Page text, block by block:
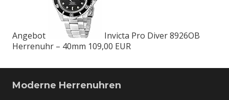
Angebot
Invicta Pro Diver 8926OB
Herrenuhr – 40mm 109,00 EUR
Moderne Herrenuhren